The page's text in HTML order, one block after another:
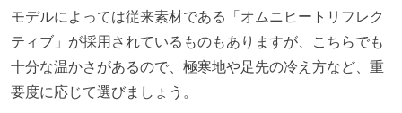
モデルによっては従来素材である「オムニヒートリフレク
ティブ」が採用されているものもありますが、こちらでも
十分な温かさがあるので、極寒地や足先の冷え方など、重
要度に応じて選びましょう。